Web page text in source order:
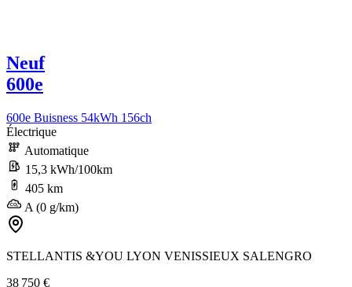
Neuf
600e
600e Buisness 54kWh 156ch
Électrique
Automatique
15,3 kWh/100km
405 km
A (0 g/km)
STELLANTIS &YOU LYON VENISSIEUX SALENGRO
38 750 €